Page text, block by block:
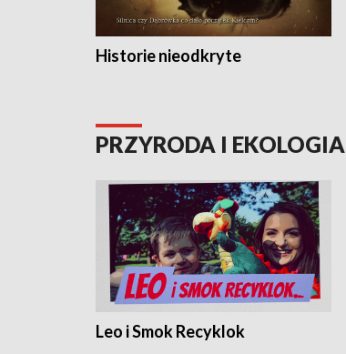
Historie nieodkryte
PRZYRODA I EKOLOGIA
Leo i Smok Recyklok